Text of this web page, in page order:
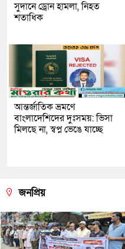
সুদানে ড্রোন হামলা, নিহত
শতাধিক
আন্তর্জাতিক ভ্রমণে
বাংলাদেশিদের দুঃসময়: ভিসা
মিলছে না, স্বপ্ন ভেঙে যাচ্ছে
জনপ্রিয়